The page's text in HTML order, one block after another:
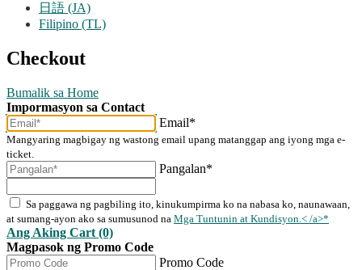
日語 (JA)
Filipino (TL)
Checkout
Bumalik sa Home
Impormasyon sa Contact
Email*
Mangyaring magbigay ng wastong email upang matanggap ang iyong mga e-
ticket.
Pangalan*
Sa paggawa ng pagbiling ito, kinukumpirma ko na nabasa ko, naunawaan,
at sumang-ayon ako sa sumusunod na Mga Tuntunin at Kundisyon.< /a>*
Ang Aking Cart (0)
Magpasok ng Promo Code
Promo Code